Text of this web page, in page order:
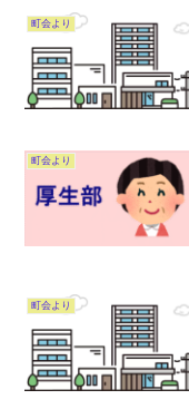
町会より
町会より
町会より